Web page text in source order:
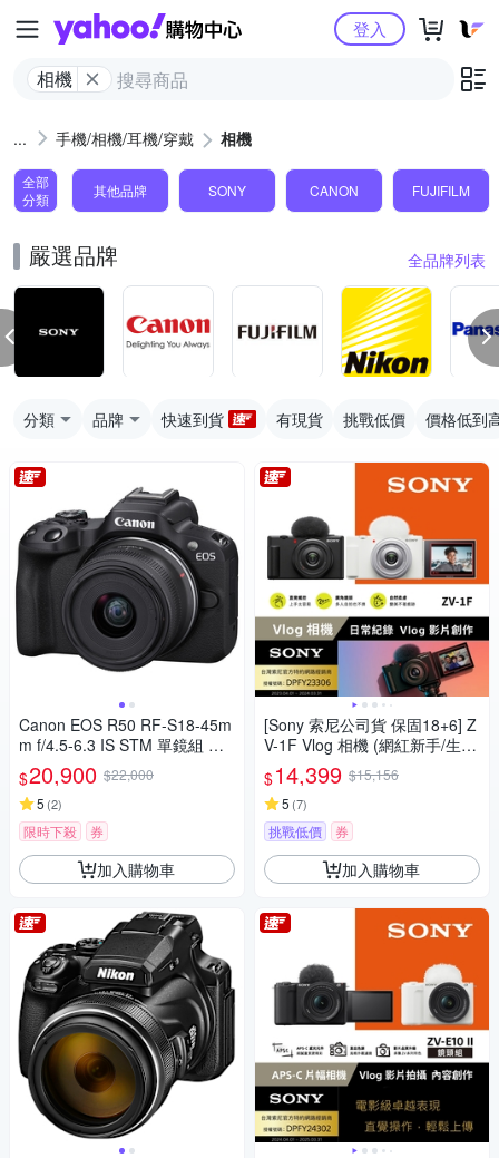
Yahoo購物中心
相機
登入
手機/相機/耳機/穿戴 相機
全部
分類
其他品牌 SONY CANON FUJIFILM
嚴選品牌 全品牌列表
分類 品牌 快速到貨 有現貨 挑戰低價 價格低到
Canon EOS R50 RF-S18-45m
m f/4.5-6.3 IS STM 單鏡組 公
司貨
$20,900 $22,000
5 (2)
限時下殺 券
加入購物車
[Sony 索尼公司貨 保固18+6] Z
V-1F Vlog 相機 (網紅新手/生活
隨拍)
$14,399 $15,156
5 (7)
挑戰低價 券
加入購物車